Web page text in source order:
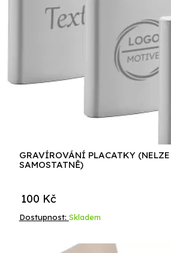
GRAVÍROVÁNÍ PLACATKY
SAMOSTATNĚ)
Dostupnost: Skladem
100 Kč